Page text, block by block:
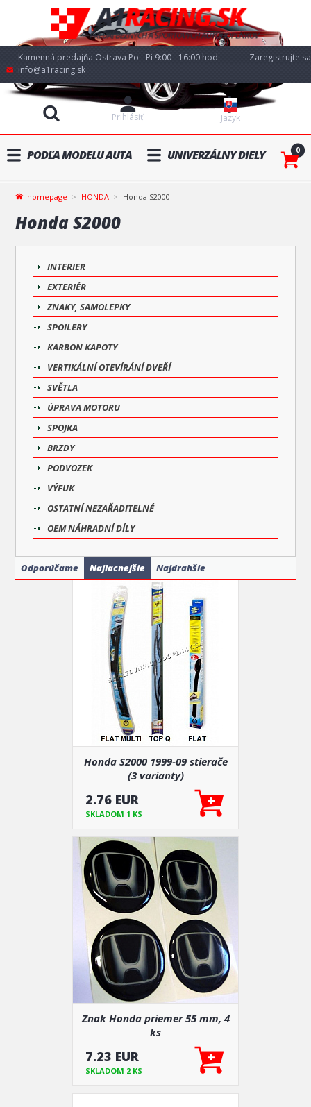
Kamenná predajňa Ostrava Po - Pi 9:00 - 16:00 hod.
info@a1racing.sk
Jazyk
Prihlásiť
Zaregistrujte sa
PODĽA MODELU AUTA UNIVERZÁLNY DIELY 0
homepage HONDA Honda S2000
Honda S2000
INTERIER
EXTERIÉR
ZNAKY, SAMOLEPKY
SPOILERY
KARBON KAPOTY
VERTIKÁLNÍ OTEVÍRÁNÍ DVEŘÍ
SVĚTLA
ÚPRAVA MOTORU
SPOJKA
BRZDY
PODVOZEK
VÝFUK
OSTATNÍ NEZAŘADITELNÉ
OEM NÁHRADNÍ DÍLY
Odporúčame Najlacnejšie Najdrahšie
Honda S2000 1999-09 stierače
(3 varianty)
2.76 EUR
SKLADOM 1 KS
Znak Honda priemer 55 mm, 4
ks
7.23 EUR
SKLADOM 2 KS